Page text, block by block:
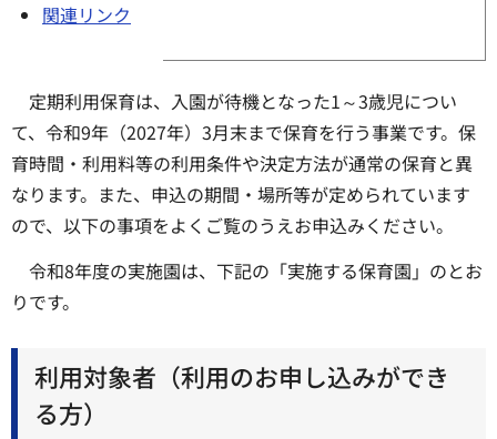
関連リンク
定期利用保育は、入園が待機となった1～3歳児につい
て、令和9年（2027年）3月末まで保育を行う事業です。保
育時間・利用料等の利用条件や決定方法が通常の保育と異
なります。また、申込の期間・場所等が定められています
ので、以下の事項をよくご覧のうえお申込みください。
令和8年度の実施園は、下記の「実施する保育園」のとお
りです。
利用対象者（利用のお申し込みができ
る方）